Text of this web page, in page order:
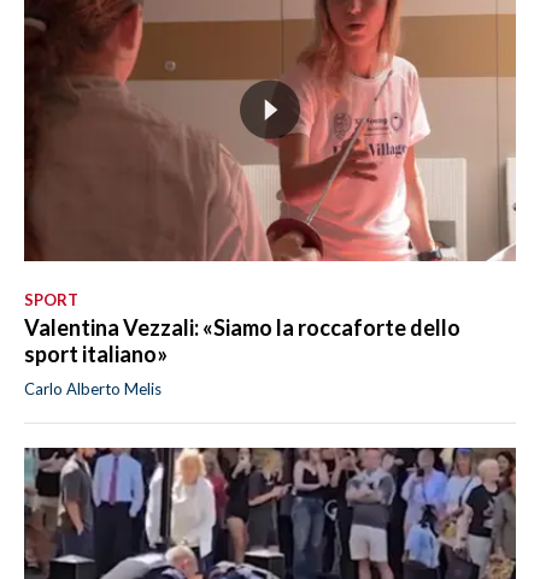
SPORT
Valentina Vezzali: «Siamo la roccaforte dello
sport italiano»
Carlo Alberto Melis